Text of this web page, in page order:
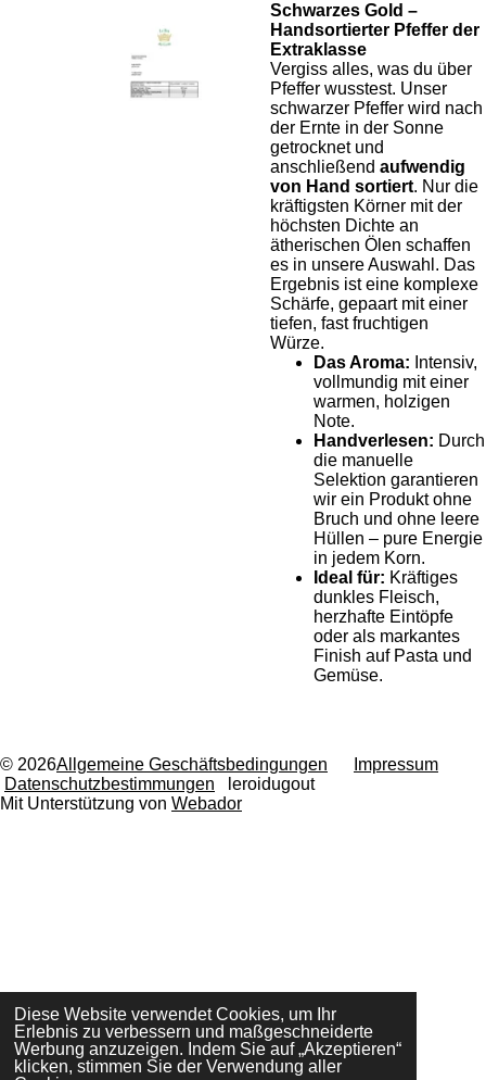
Diese Website verwendet Cookies, um Ihr
Erlebnis zu verbessern und maßgeschneiderte
Werbung anzuzeigen. Indem Sie auf „Akzeptieren“
klicken, stimmen Sie der Verwendung aller
Schwarzes Gold –
Handsortierter Pfeffer der
Extraklasse
Vergiss alles, was du über
Pfeffer wusstest. Unser
schwarzer Pfeffer wird nach
der Ernte in der Sonne
getrocknet und
anschließend aufwendig
von Hand sortiert. Nur die
kräftigsten Körner mit der
höchsten Dichte an
ätherischen Ölen schaffen
es in unsere Auswahl. Das
Ergebnis ist eine komplexe
Schärfe, gepaart mit einer
tiefen, fast fruchtigen
Würze.
Das Aroma: Intensiv,
vollmundig mit einer
warmen, holzigen
Note.
Handverlesen: Durch
die manuelle
Selektion garantieren
wir ein Produkt ohne
Bruch und ohne leere
Hüllen – pure Energie
in jedem Korn.
Ideal für: Kräftiges
dunkles Fleisch,
herzhafte Eintöpfe
oder als markantes
Finish auf Pasta und
Gemüse.
© 2026Allgemeine Geschäftsbedingungen
Impressum
Datenschutzbestimmungen leroidugout
Mit Unterstützung von Webador